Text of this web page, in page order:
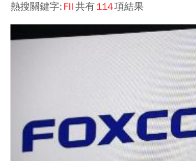
熱搜關鍵字: FII共有114項結果